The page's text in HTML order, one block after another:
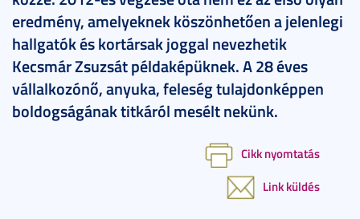
eredmény, amelyeknek köszönhetően a jelenlegi
hallgatók és kortársak joggal nevezhetik
Kecsmár Zsuzsát példaképüknek. A 28 éves
vállalkozónő, anyuka, feleség tulajdonképpen
boldogságának titkáról mesélt nekünk.
Cikk nyomtatás
Link küldés